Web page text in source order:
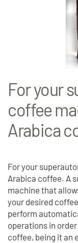
For your
coffee
Arabica
For your
Arabica coffee. A
machine that
your desired
perform
operations in
coffee, being it an